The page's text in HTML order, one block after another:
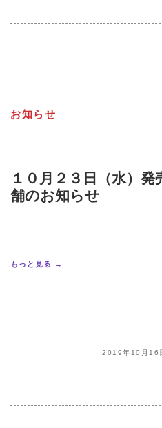
お知らせ
１０月２３日（水）
舗のお知らせ
もっと見る →
2019年10月16